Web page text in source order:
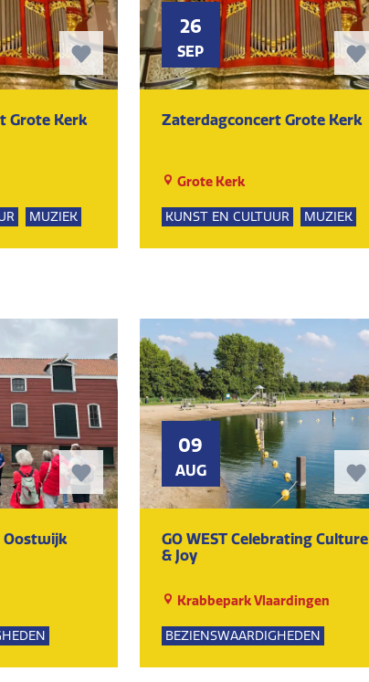
Grote Kerk
MUZIEK
26
SEP
Zaterdagconcert Grote Kerk
Grote Kerk
KUNST EN CULTUUR MUZIEK
Oostwijk
09
AUG
GO WEST Celebrating Culture
& Joy
Krabbepark Vlaardingen
BEZIENSWAARDIGHEDEN
KUNST EN CULTUUR